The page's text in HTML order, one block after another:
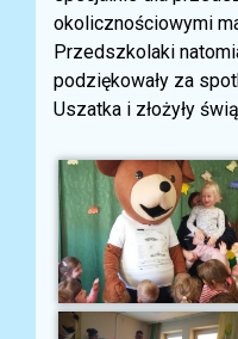
okolicznościowymi
Przedszkolaki
podziękowały za
Uszatka i złożyły